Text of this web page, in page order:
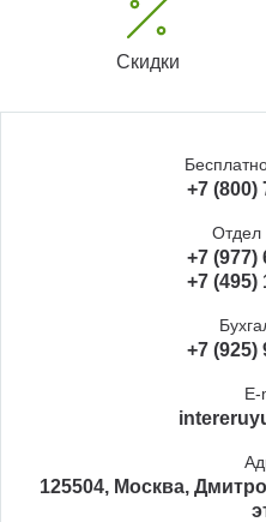
Скидки
+7 (800)
Отдел
+7 (977)
+7 (495)
+7 (925)
E-
125504, Москва,